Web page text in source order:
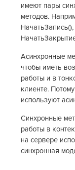
имеют пары
методов.
Асинхронные
чтобы иметь
работы и в
клиенте.
используют
Синхронные
работы в
на сервере
синхронная